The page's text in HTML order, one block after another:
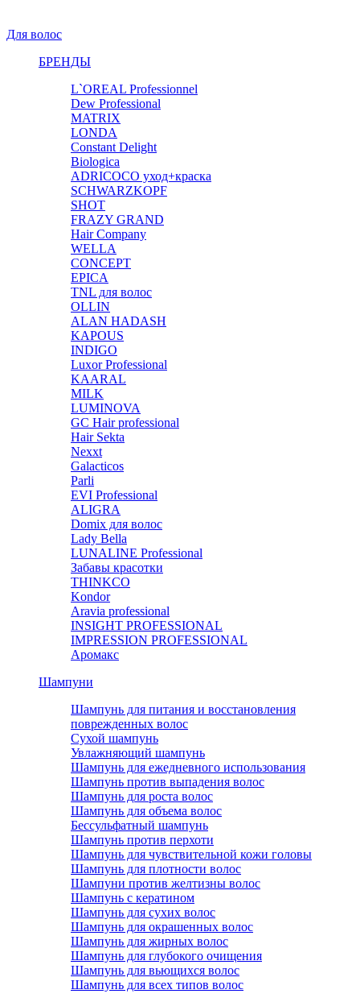
Для волос
БРЕНДЫ
L`OREAL Professionnel
Dew Professional
MATRIX
LONDA
Constant Delight
Biologica
ADRICOCO уход+краска
SCHWARZKOPF
SHOT
FRAZY GRAND
Hair Company
WELLA
CONCEPT
EPICA
TNL для волос
OLLIN
ALAN HADASH
KAPOUS
INDIGO
Luxor Professional
KAARAL
MILK
LUMINOVA
GC Hair professional
Hair Sekta
Nexxt
Galacticos
Parli
EVI Professional
ALIGRA
Domix для волос
Lady Bella
LUNALINE Professional
Забавы красотки
THINKCO
Kondor
Aravia professional
INSIGHT PROFESSIONAL
IMPRESSION PROFESSIONAL
Аромакс
Шампуни
Шампунь для питания и восстановления
поврежденных волос
Сухой шампунь
Увлажняющий шампунь
Шампунь для ежедневного использования
Шампунь против выпадения волос
Шампунь для роста волос
Шампунь для объема волос
Бессульфатный шампунь
Шампунь против перхоти
Шампунь для чувствительной кожи головы
Шампунь для плотности волос
Шампуни против желтизны волос
Шампунь с кератином
Шампунь для сухих волос
Шампунь для окрашенных волос
Шампунь для жирных волос
Шампунь для глубокого очищения
Шампунь для вьющихся волос
Шампунь для всех типов волос